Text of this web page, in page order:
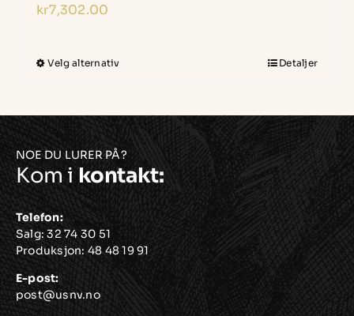
kr7,302.00
Velg alternativ
flere
varianter.
Alternativene
kan
velges
på
produktsiden
Detaljer
NOE DU LURER PÅ?
Kom i kontakt:
Telefon:
Salg:32 74 30 51
Produksjon: 48 48 19 91
E-post:
post@usnv.no